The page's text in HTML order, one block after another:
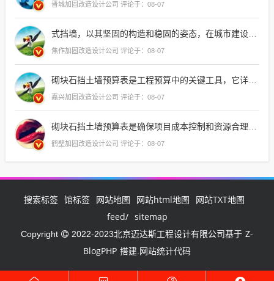
晋城加固改造设计公司 评论于：08-07
焦作加固改造设计公司 评论于：08-07
嘉兴加固改造设计公司 评论于：08-07
鹤壁加固改造设计公司 评论于：08-07
搜索标签 馆标签 网站地图 网站html地图
网站TXT地图
feed/ sitemap
Copyright 2022-2023北京迈达斯工程设计有限公司基于 Z-
BlogPHP 搭建.网站统计代码